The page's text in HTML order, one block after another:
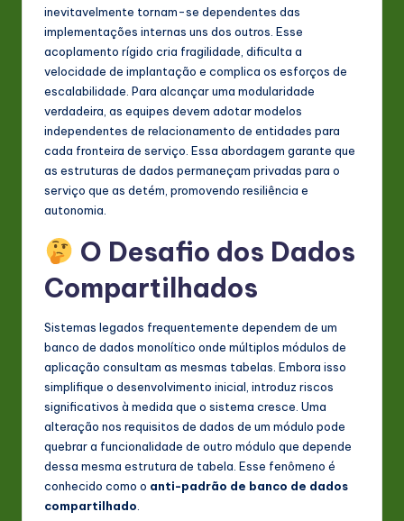
in
A
&
S
o
ft
w
In
o
ti
inevitavelmente tornam-se dependentes das
implementações internas uns dos outros. Esse
acoplamento rígido cria fragilidade, dificulta a
velocidade de implantação e complica os esforços de
escalabilidade. Para alcançar uma modularidade
verdadeira, as equipes devem adotar modelos
independentes de relacionamento de entidades para
cada fronteira de serviço. Essa abordagem garante que
as estruturas de dados permaneçam privadas para o
serviço que as detém, promovendo resiliência e
autonomia.
O Desafio dos Dados
Compartilhados
Sistemas legados frequentemente dependem de um
banco de dados monolítico onde múltiplos módulos de
aplicação consultam as mesmas tabelas. Embora isso
simplifique o desenvolvimento inicial, introduz riscos
significativos à medida que o sistema cresce. Uma
alteração nos requisitos de dados de um módulo pode
quebrar a funcionalidade de outro módulo que depende
dessa mesma estrutura de tabela. Esse fenômeno é
conhecido como o anti-padrão de banco de dados
compartilhado